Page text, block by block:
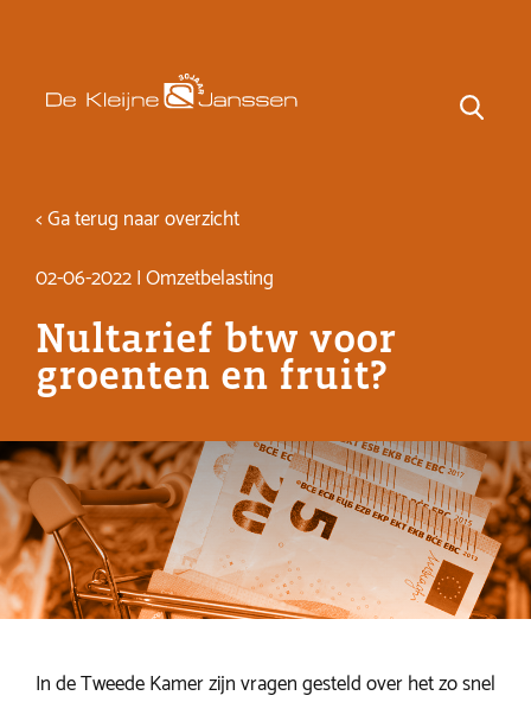
< Ga terug naar overzicht
02-06-2022 | Omzetbelasting
Nultarief btw voor
groenten en fruit?
In de Tweede Kamer zijn vragen gesteld over het zo snel